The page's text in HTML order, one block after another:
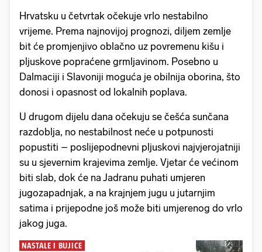
Hrvatsku u četvrtak očekuje vrlo nestabilno
vrijeme. Prema najnovijoj prognozi, diljem zemlje
bit će promjenjivo oblačno uz povremenu kišu i
pljuskove popraćene grmljavinom. Posebno u
Dalmaciji i Slavoniji moguća je obilnija oborina, što
donosi i opasnost od lokalnih poplava.
U drugom dijelu dana očekuju se češća sunčana
razdoblja, no nestabilnost neće u potpunosti
popustiti – poslijepodnevni pljuskovi najvjerojatniji
su u sjevernim krajevima zemlje. Vjetar će većinom
biti slab, dok će na Jadranu puhati umjeren
jugozapadnjak, a na krajnjem jugu u jutarnjim
satima i prijepodne još može biti umjerenog do vrlo
jakog juga.
NASTALE I BUJICE